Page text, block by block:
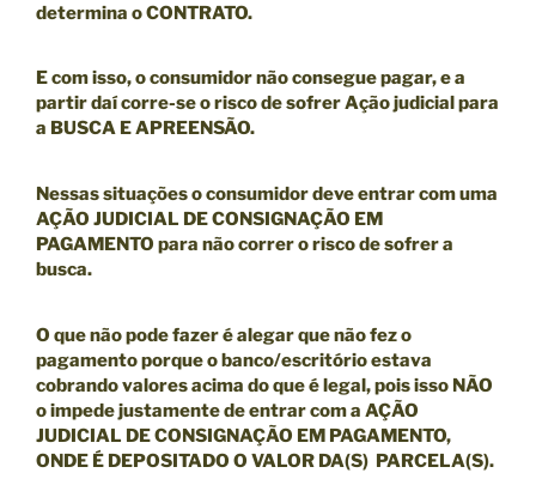
determina o CONTRATO.
E com isso, o consumidor não consegue pagar, e a
partir daí corre-se o risco de sofrer Ação judicial para
a BUSCA E APREENSÃO.
Nessas situações o consumidor deve entrar com uma
AÇÃO JUDICIAL DE CONSIGNAÇÃO EM
PAGAMENTO para não correr o risco de sofrer a
busca.
O que não pode fazer é alegar que não fez o
pagamento porque o banco/escritório estava
cobrando valores acima do que é legal, pois isso NÃO
o impede justamente de entrar com a AÇÃO
JUDICIAL DE CONSIGNAÇÃO EM PAGAMENTO,
ONDE É DEPOSITADO O VALOR DA(S) PARCELA(S).